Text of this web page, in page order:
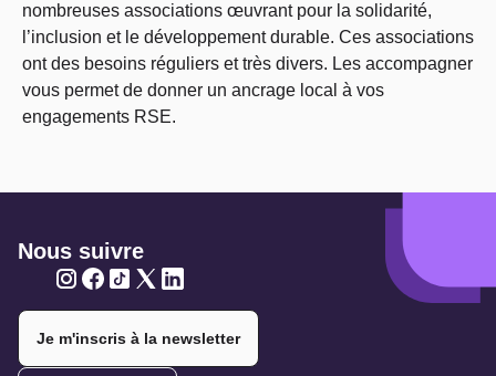
nombreuses associations œuvrant pour la solidarité,
l’inclusion et le développement durable. Ces associations
ont des besoins réguliers et très divers. Les accompagner
vous permet de donner un ancrage local à vos
engagements RSE.
Nous suivre
Je m'inscris à la newsletter